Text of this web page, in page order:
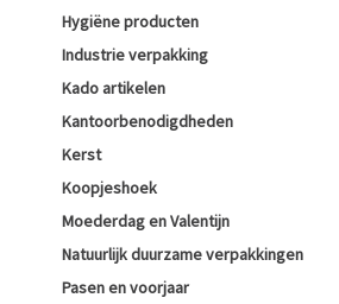
Hygiëne producten
Industrie verpakking
Kado artikelen
Kantoorbenodigdheden
Kerst
Koopjeshoek
Moederdag en Valentijn
Natuurlijk duurzame verpakkingen
Pasen en voorjaar